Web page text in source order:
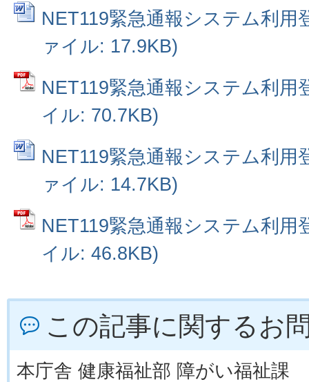
NET119緊急通報システム利用
ァイル: 17.9KB)
NET119緊急通報システム利用
イル: 70.7KB)
NET119緊急通報システム利用
ァイル: 14.7KB)
NET119緊急通報システム利用
イル: 46.8KB)
この記事に関するお
本庁舎 健康福祉部 障がい福祉課